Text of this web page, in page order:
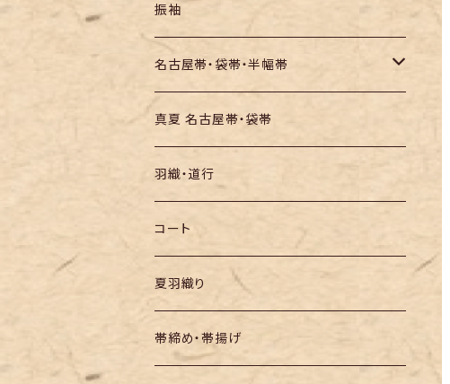
訪問着・付下
お召し
セオα・ポリ
木綿・綿麻
絞りの浴衣
振袖
名古屋帯・袋帯・半幅帯
名古屋帯
袋帯
半幅帯
真夏 名古屋帯・袋帯
羽織・道行
コート
夏羽織り
帯締め・帯揚げ